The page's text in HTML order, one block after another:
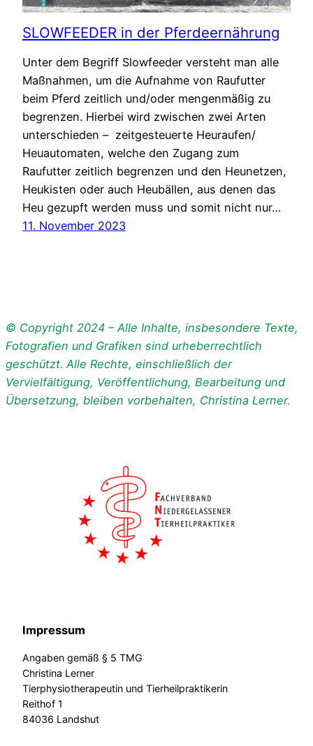
SLOWFEEDER in der Pferdeernährung
Unter dem Begriff Slowfeeder versteht man alle
Maßnahmen, um die Aufnahme von Raufutter
beim Pferd zeitlich und/oder mengenmäßig zu
begrenzen. Hierbei wird zwischen zwei Arten
unterschieden – zeitgesteuerte Heuraufen/
Heuautomaten, welche den Zugang zum
Raufutter zeitlich begrenzen und den Heunetzen,
Heukisten oder auch Heubällen, aus denen das
Heu gezupft werden muss und somit nicht nur…
11. November 2023
© Copyright 2024 – Alle Inhalte, insbesondere Texte,
Fotografien und Grafiken sind urheberrechtlich
geschützt. Alle Rechte, einschließlich der
Vervielfältigung, Veröffentlichung, Bearbeitung und
Übersetzung, bleiben vorbehalten, Christina Lerner.
Impressum
Angaben gemäß § 5 TMG
Christina Lerner
Tierphysiotherapeutin und Tierheilpraktikerin
Reithof 1
84036 Landshut